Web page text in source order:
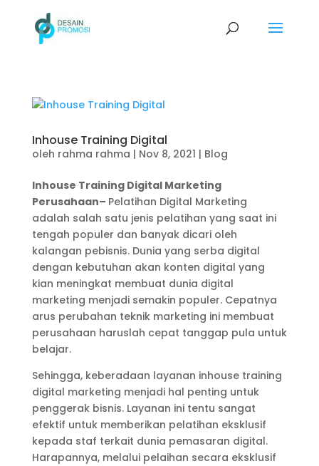
Inhouse Training Digital
oleh rahma rahma | Nov 8, 2021 | Blog
Inhouse Training Digital Marketing
Perusahaan– Pelatihan Digital Marketing
adalah salah satu jenis pelatihan yang saat ini
tengah populer dan banyak dicari oleh
kalangan pebisnis. Dunia yang serba digital
dengan kebutuhan akan konten digital yang
kian meningkat membuat dunia digital
marketing menjadi semakin populer. Cepatnya
arus perubahan teknik marketing ini membuat
perusahaan haruslah cepat tanggap pula untuk
belajar.
Sehingga, keberadaan layanan inhouse training
digital marketing menjadi hal penting untuk
penggerak bisnis. Layanan ini tentu sangat
efektif untuk memberikan pelatihan eksklusif
kepada staf terkait dunia pemasaran digital.
Harapannya, melalui pelaihan secara eksklusif